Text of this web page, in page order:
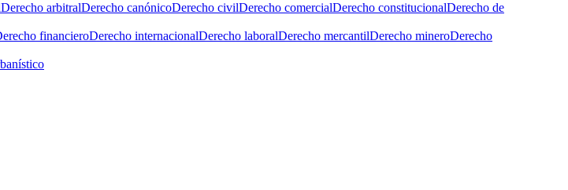
Derecho arbitralDerecho canónicoDerecho civilDerecho comercialDerecho constitucionalDerecho de
financieroDerecho internacionalDerecho laboralDerecho mercantilDerecho mineroDerecho